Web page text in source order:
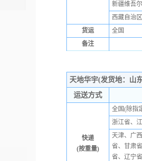
新疆维吾
西藏自治区
货运
全国
备注
天地华宇(发货地：山
运送方式
快递
(按重量)
全国(除指
浙江省、
天津、广
省、甘肃
省、辽宁